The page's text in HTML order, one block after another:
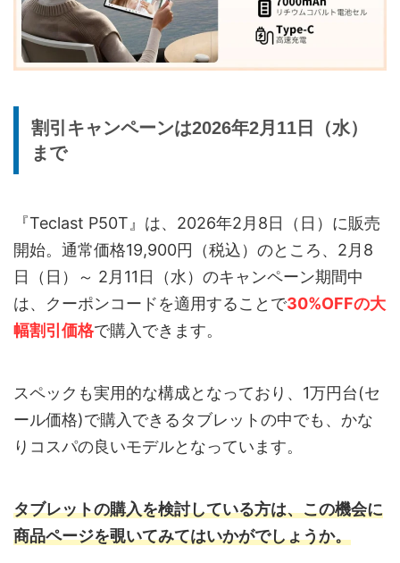
割引キャンペーンは2026年2月11日（水）
まで
『Teclast P50T』は、2026年2月8日（日）に販売
開始。通常価格19,900円（税込）のところ、2月8
日（日）～ 2月11日（水）のキャンペーン期間中
は、クーポンコードを適用することで30%OFFの大
幅割引価格で購入できます。
スペックも実用的な構成となっており、1万円台(セ
ール価格)で購入できるタブレットの中でも、かな
りコスパの良いモデルとなっています。
タブレットの購入を検討している方は、この機会に
商品ページを覗いてみてはいかがでしょうか。